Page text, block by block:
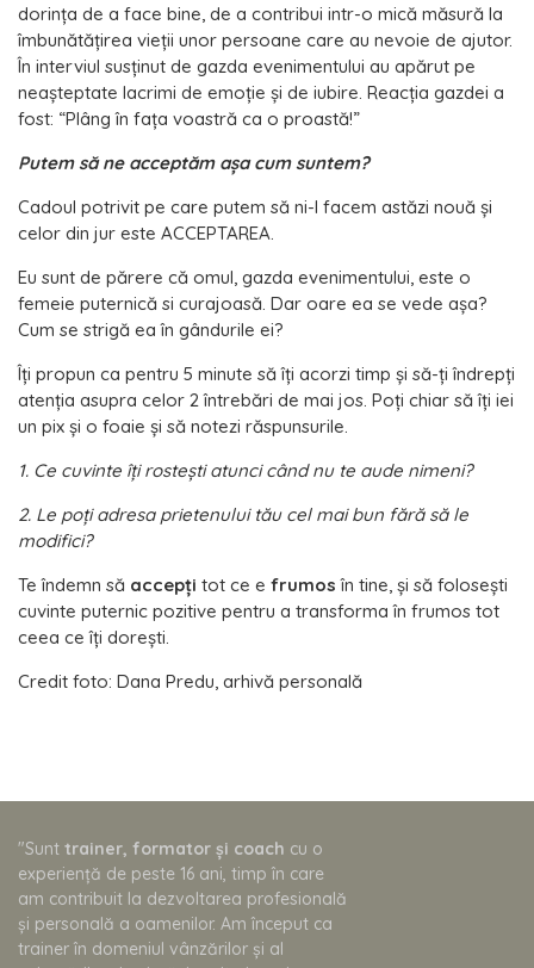
dorința de a face bine, de a contribui intr-o mică măsură la
îmbunătățirea vieții unor persoane care au nevoie de ajutor.
În interviul susținut de gazda evenimentului au apărut pe
neașteptate lacrimi de emoție și de iubire. Reacția gazdei a
fost: “Plâng în fața voastră ca o proastă!”
Putem să ne acceptăm așa cum suntem?
Cadoul potrivit pe care putem să ni-l facem astăzi nouă și
celor din jur este ACCEPTAREA.
Eu sunt de părere că omul, gazda evenimentului, este o
femeie puternică si curajoasă. Dar oare ea se vede așa?
Cum se strigă ea în gândurile ei?
Îți propun ca pentru 5 minute să îți acorzi timp și să-ți îndrepți
atenția asupra celor 2 întrebări de mai jos. Poți chiar să îți iei
un pix și o foaie și să notezi răspunsurile.
1. Ce cuvinte îți rostești atunci când nu te aude nimeni?
2. Le poți adresa prietenului tău cel mai bun fără să le
modifici?
Te îndemn să accepți tot ce e frumosîn tine, și să folosești
cuvinte puternic pozitive pentru a transforma în frumos tot
ceea ce îți dorești.
Credit foto: Dana Predu, arhivă personală
"Sunt trainer, formator și coach cu o
experiență de peste 16 ani, timp în care
am contribuit la dezvoltarea profesională
și personală a oamenilor. Am început ca
trainer în domeniul vânzărilor și al